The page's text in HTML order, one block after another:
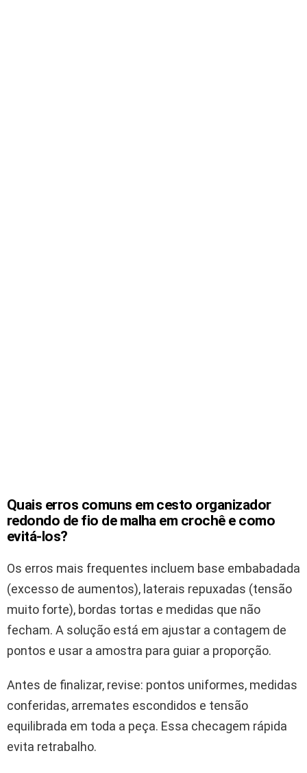
Quais erros comuns em cesto organizador
redondo de fio de malha em crochê e como
evitá-los?
Os erros mais frequentes incluem base embabadada
(excesso de aumentos), laterais repuxadas (tensão
muito forte), bordas tortas e medidas que não
fecham. A solução está em ajustar a contagem de
pontos e usar a amostra para guiar a proporção.
Antes de finalizar, revise: pontos uniformes, medidas
conferidas, arremates escondidos e tensão
equilibrada em toda a peça. Essa checagem rápida
evita retrabalho.